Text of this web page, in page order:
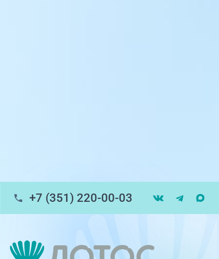
помощь)
Профосмотры, ул.Труда, 183Б
г. Златоуст, ул. Щербакова 2, строение 1
(ЦАОП)
+7 (351) 220-00-03